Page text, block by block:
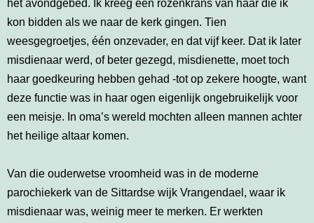
het avondgebed. Ik kreeg een rozenkrans van haar die ik
kon bidden als we naar de kerk gingen. Tien
weesgegroetjes, één onzevader, en dat vijf keer. Dat ik later
misdienaar werd, of beter gezegd, misdienette, moet toch
haar goedkeuring hebben gehad -tot op zekere hoogte, want
deze functie was in haar ogen eigenlijk ongebruikelijk voor
een meisje. In oma’s wereld mochten alleen mannen achter
het heilige altaar komen.
Van die ouderwetse vroomheid was in de moderne
parochiekerk van de Sittardse wijk Vrangendael, waar ik
misdienaar was, weinig meer te merken. Er werkten